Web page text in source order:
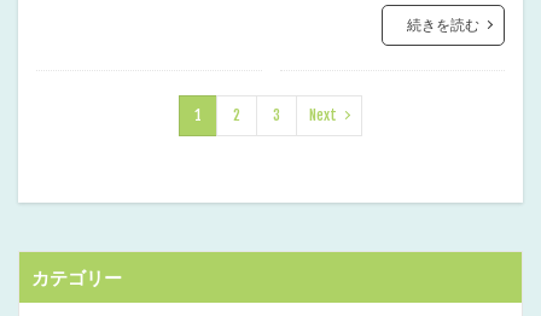
続きを読む
1 2 3 Next
カテゴリー